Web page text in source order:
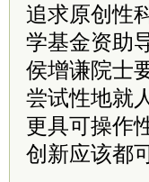
追求原创性
学基金资助
侯增谦院士
尝试性地就
更具可操作
创新应该都